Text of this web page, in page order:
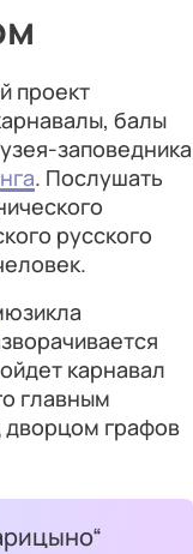
проект
балы
заповедника
. Послушать
русского
карнавал
главным
дворцом графов